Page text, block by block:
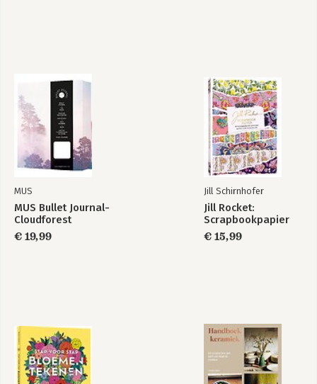
MUS
MUS Bullet Journal-
Cloudforest
€ 19,99
Jill Schirnhofer
Jill Rocket:
Scrapbookpapier
€ 15,99